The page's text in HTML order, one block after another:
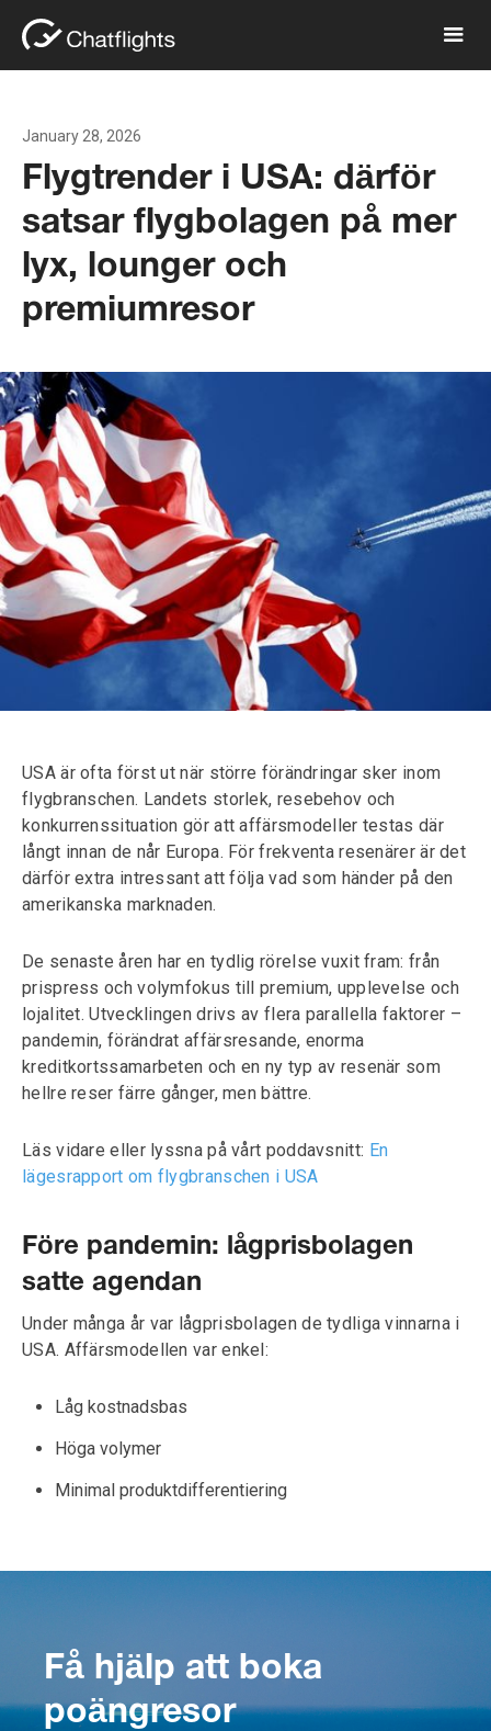
January 28, 2026
Flygtrender i USA: därför
satsar flygbolagen på mer
lyx, lounger och
premiumresor
USA är ofta först ut när större förändringar sker inom
flygbranschen. Landets storlek, resebehov och
konkurrenssituation gör att affärsmodeller testas där
långt innan de når Europa. För frekventa resenärer är det
därför extra intressant att följa vad som händer på den
amerikanska marknaden.
De senaste åren har en tydlig rörelse vuxit fram: från
prispress och volymfokus till premium, upplevelse och
lojalitet. Utvecklingen drivs av flera parallella faktorer –
pandemin, förändrat affärsresande, enorma
kreditkortssamarbeten och en ny typ av resenär som
hellre reser färre gånger, men bättre.
Läs vidare eller lyssna på vårt poddavsnitt: En
lägesrapport om flygbranschen i USA
Före pandemin: lågprisbolagen
satte agendan
Under många år var lågprisbolagen de tydliga vinnarna i
USA. Affärsmodellen var enkel:
Låg kostnadsbas
Höga volymer
Minimal produktdifferentiering
Få hjälp att boka
poängresor